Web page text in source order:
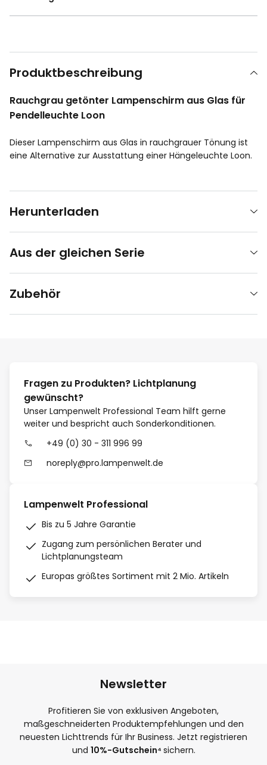
Produktbeschreibung
Rauchgrau getönter Lampenschirm aus Glas für
Pendelleuchte Loon
Dieser Lampenschirm aus Glas in rauchgrauer Tönung ist
eine Alternative zur Ausstattung einer Hängeleuchte Loon.
Herunterladen
Aus der gleichen Serie
Zubehör
Fragen zu Produkten? Lichtplanung
gewünscht?
Unser Lampenwelt Professional Team hilft gerne
weiter und bespricht auch Sonderkonditionen.
+49 (0) 30 - 311 996 99
noreply@pro.lampenwelt.de
Lampenwelt Professional
Bis zu 5 Jahre Garantie
Zugang zum persönlichen Berater und
Lichtplanungsteam
Europas größtes Sortiment mit 2 Mio. Artikeln
Newsletter
Profitieren Sie von exklusiven Angeboten,
maßgeschneiderten Produktempfehlungen und den
neuesten Lichttrends für Ihr Business. Jetzt registrieren
und 10%-Gutschein⁴ sichern.